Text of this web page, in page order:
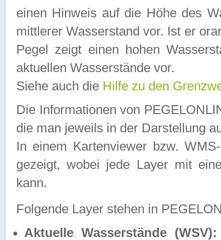
einen Hinweis auf die Höhe des
mittlerer Wasserstand vor. Ist er
Pegel zeigt einen hohen
aktuellen Wasserstände vor.
Siehe auch die Hilfe zu den
Die Informationen von
die man jeweils in der Darstellung
In einem Kartenviewer bzw.
gezeigt, wobei jede Layer mit
kann.
Folgende Layer stehen in
Aktuelle Wasserstände (WSV):